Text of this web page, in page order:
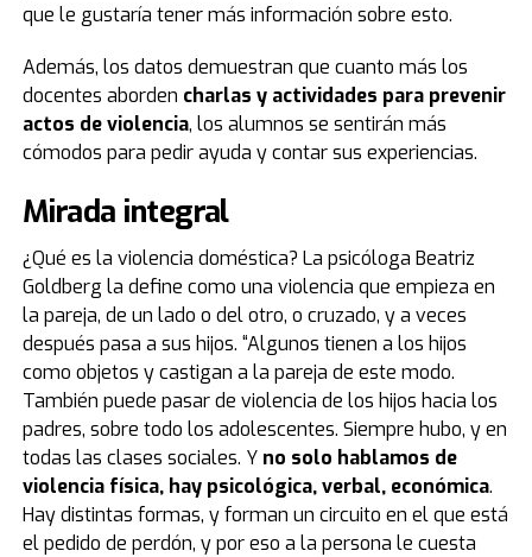
que le gustaría tener más información sobre esto.
Además, los datos demuestran que cuanto más los
docentes aborden charlas y actividades para prevenir
actos de violencia, los alumnos se sentirán más
cómodos para pedir ayuda y contar sus experiencias.
Mirada integral
¿Qué es la violencia doméstica? La psicóloga Beatriz
Goldberg la define como una violencia que empieza en
la pareja, de un lado o del otro, o cruzado, y a veces
después pasa a sus hijos. “Algunos tienen a los hijos
como objetos y castigan a la pareja de este modo.
También puede pasar de violencia de los hijos hacia los
padres, sobre todo los adolescentes. Siempre hubo, y en
todas las clases sociales. Yno solo hablamos de
violencia física, hay psicológica, verbal, económica.
Hay distintas formas, y forman un circuito en el que está
el pedido de perdón, y por eso a la persona le cuesta